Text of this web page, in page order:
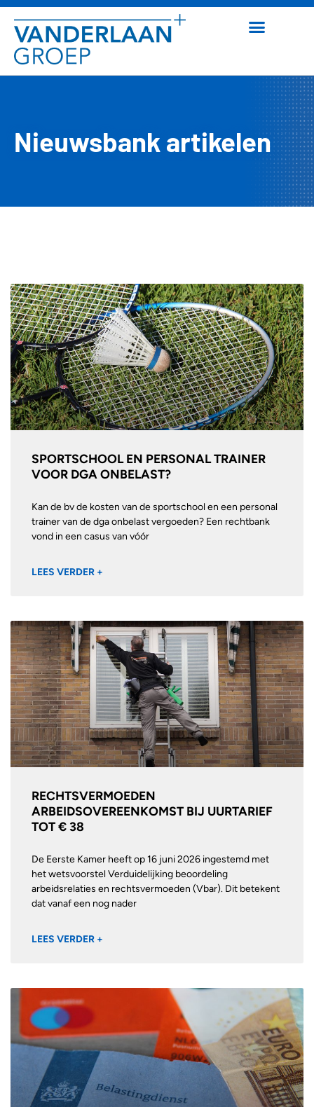
Nieuwsbank artikelen
SPORTSCHOOL EN PERSONAL TRAINER
VOOR DGA ONBELAST?
Kan de bv de kosten van de sportschool en een personal
trainer van de dga onbelast vergoeden? Een rechtbank
vond in een casus van vóór
LEES VERDER +
RECHTSVERMOEDEN
ARBEIDSOVEREENKOMST BIJ UURTARIEF
TOT € 38
De Eerste Kamer heeft op 16 juni 2026 ingestemd met
het wetsvoorstel Verduidelijking beoordeling
arbeidsrelaties en rechtsvermoeden (Vbar). Dit betekent
dat vanaf een nog nader
LEES VERDER +